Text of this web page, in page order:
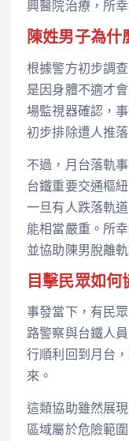
興醫院治療，所
陳姓男子為什
根據警方初步調
是因身體不適才
場監視器確認，
初步排除遭人推
不過，月台落軌
台鐵重要交通樞
一旦有人跌落軌
能相當嚴重。所
並協助陳男脫離
目擊民眾如何
事發當下，有民
路警察與台鐵人
行順利回到月台
來。
這類協助雖然展
區域屬於危險範